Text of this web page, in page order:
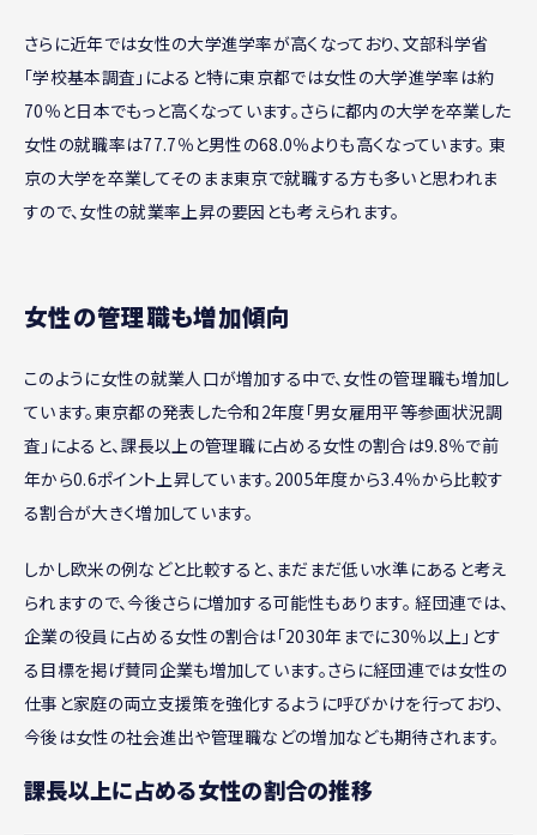
さらに近年では女性の大学進学率が高くなっており、文部科学省
「学校基本調査」によると特に東京都では女性の大学進学率は約
70％と日本でもっと高くなっています。さらに都内の大学を卒業した
女性の就職率は77.7％と男性の68.0％よりも高くなっています。 東
京の大学を卒業してそのまま東京で就職する方も多いと思われま
すので、女性の就業率上昇の要因とも考えられます。
女性の管理職も増加傾向
このように女性の就業人口が増加する中で、女性の管理職も増加し
ています。東京都の発表した令和2年度「男女雇用平等参画状況調
査」によると、課長以上の管理職に占める女性の割合は9.8％で前
年から0.6ポイント上昇しています。2005年度から3.4％から比較す
る割合が大きく増加しています。
しかし欧米の例などと比較すると、まだまだ低い水準にあると考え
られますので、今後さらに増加する可能性もあります。 経団連では、
企業の役員に占める女性の割合は「2030年までに30％以上」とす
る目標を掲げ賛同企業も増加しています。さらに経団連では女性の
仕事と家庭の両立支援策を強化するように呼びかけを行っており、
今後は女性の社会進出や管理職などの増加なども期待されます。
課長以上に占める女性の割合の推移